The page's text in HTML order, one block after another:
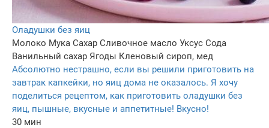
Оладушки без яиц
Молоко Мука Сахар Сливочное масло Уксус Сода
Ванильный сахар Ягоды Кленовый сироп, мед
Абсолютно нестрашно, если вы решили приготовить на
завтрак капкейки, но яиц дома не оказалось. Я хочу
поделиться рецептом, как приготовить оладушки без
яиц, пышные, вкусные и аппетитные! Вкусно!
30 мин